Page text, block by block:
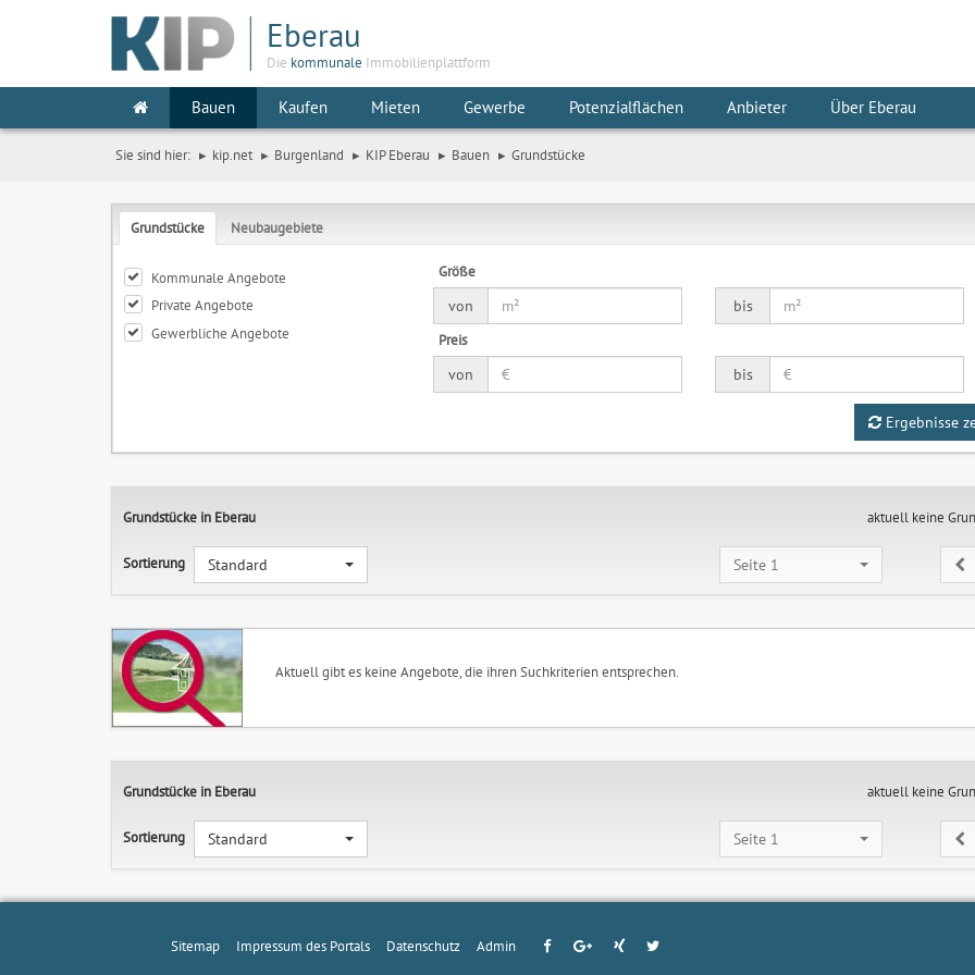
Eberau
Die kommunale Immobilienplattform
Bauen Kaufen Mieten Gewerbe Potenzialflächen Anbieter Über Eberau
Sie sind hier: kip.net Burgenland KIP Eberau Bauen Grundstücke
Grundstücke Neubaugebiete
Kommunale Angebote
Private Angebote
Gewerbliche Angebote
Größe
von
bis
Preis
von
bis
Ergebnisse
Grundstücke in Eberau
Sortierung Standard
aktuell keine
Seite 1
Aktuell gibt es keine Angebote, die ihren Suchkriterien entsprechen.
Grundstücke in Eberau
Sortierung Standard
aktuell keine
Seite 1
Sitemap Impressum des Portals Datenschutz Admin